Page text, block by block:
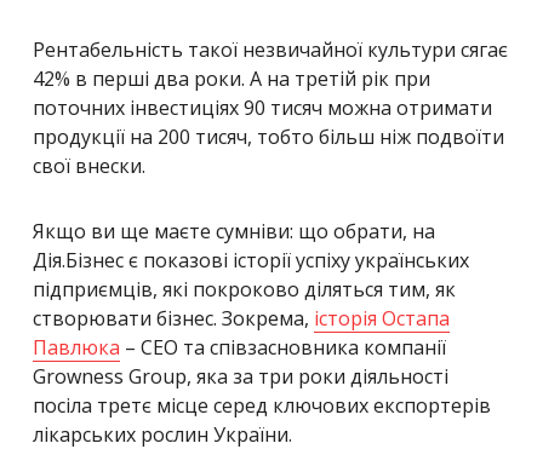
Рентабельність такої незвичайної культури сягає
42% в перші два роки. А на третій рік при
поточних інвестиціях 90 тисяч можна отримати
продукції на 200 тисяч, тобто більш ніж подвоїти
свої внески.
Якщо ви ще маєте сумніви: що обрати, на
Дія.Бізнес є показові історії успіху українських
підприємців, які покроково діляться тим, як
створювати бізнес. Зокрема, історія Остапа
Павлюка – СЕО та співзасновника компанії
Growness Group, яка за три роки діяльності
посіла третє місце серед ключових експортерів
лікарських рослин України.